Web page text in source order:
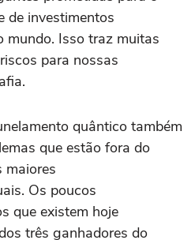
de investimentos
mundo. Isso traz muitas
para nossas
quântico também
que estão fora do
maiores
Os poucos
que existem hoje
três ganhadores do